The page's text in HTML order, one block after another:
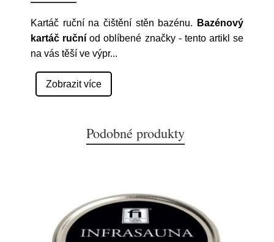
Kartáč ruční na čištění stěn bazénu.
Bazénový
kartáč ruční od oblíbené značky - tento artikl se
na vás těší ve výpr...
Zobrazit více
Podobné produkty